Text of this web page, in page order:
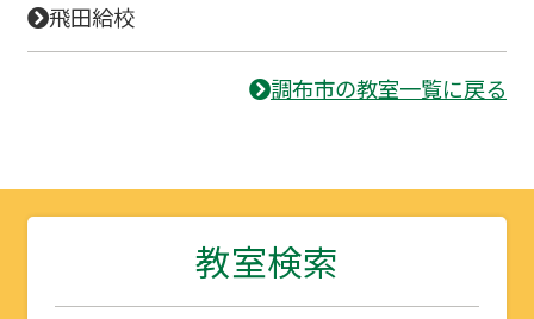
飛田給校
調布市の教室一覧に戻る
教室検索